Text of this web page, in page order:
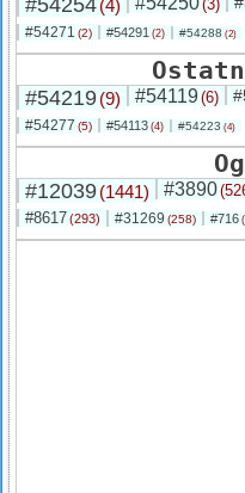
#54254(4) (3)
#54271 (2) #54291 (2) #54288 (2)
#54219(9) #54119(6)
#54277 (5) #54113 (4) #54223 (4)
#12039(1441) #3890
#8617(293) #31269 (258) #716